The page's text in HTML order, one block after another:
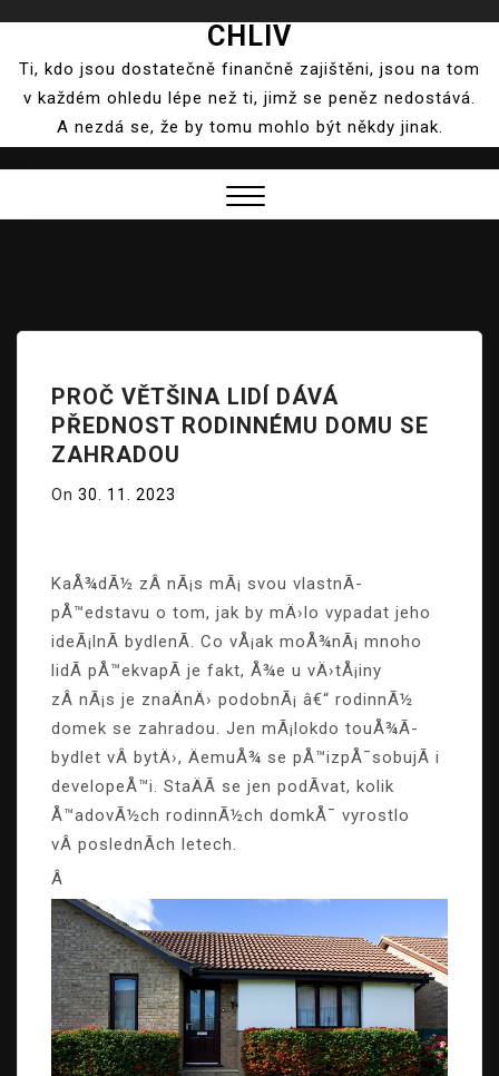
content
CHLIV
Ti, kdo jsou dostatečně finančně zajištěni, jsou na tom
v každém ohledu lépe než ti, jimž se peněz nedostává.
A nezdá se, že by tomu mohlo být někdy jinak.
PROČ VĚTŠINA LIDÍ DÁVÁ
PŘEDNOST RODINNÉMU DOMU SE
ZAHRADOU
On 30. 11. 2023
KaÅ¾dÃ½ zÂ nÃ¡s mÃ¡ svou vlastnÃ­
pÅ™edstavu o tom, jak by mÄ›lo vypadat jeho
ideÃ¡lnÃ­ bydlenÃ­. Co vÅ¡ak moÅ¾nÃ¡ mnoho
lidÃ­ pÅ™ekvapÃ­ je fakt, Å¾e u vÄ›tÅ¡iny
zÂ nÃ¡s je znaÄnÄ› podobnÃ¡ â€“ rodinnÃ½
domek se zahradou. Jen mÃ¡lokdo touÅ¾Ã­
bydlet vÂ bytÄ›, ÄemuÅ¾ se pÅ™izpÅ¯sobujÃ­ i
developeÅ™i. StaÄÃ­ se jen podÃ­vat, kolik
Å™adovÃ½ch rodinnÃ½ch domkÅ¯ vyrostlo
vÂ poslednÃ­ch letech.
Â